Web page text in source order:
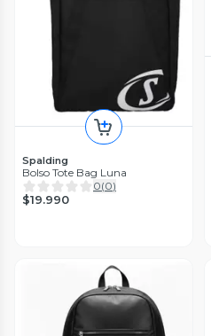
Spalding
Bolso Tote Bag Luna
0(0)
$19.990